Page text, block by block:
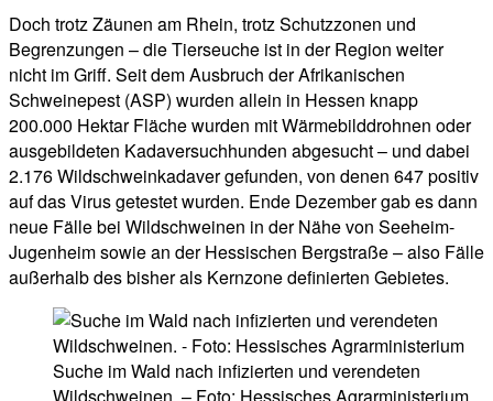
Doch trotz Zäunen am Rhein, trotz Schutzzonen und
Begrenzungen – die Tierseuche ist in der Region weiter
nicht im Griff. Seit dem Ausbruch der Afrikanischen
Schweinepest (ASP) wurden allein in Hessen knapp
200.000 Hektar Fläche wurden mit Wärmebilddrohnen oder
ausgebildeten Kadaversuchhunden abgesucht – und dabei
2.176 Wildschweinkadaver gefunden, von denen 647 positiv
auf das Virus getestet wurden. Ende Dezember gab es dann
neue Fälle bei Wildschweinen in der Nähe von Seeheim-
Jugenheim sowie an der Hessischen Bergstraße – also Fälle
außerhalb des bisher als Kernzone definierten Gebietes.
Suche im Wald nach infizierten und verendeten
Wildschweinen. – Foto: Hessisches Agrarministerium